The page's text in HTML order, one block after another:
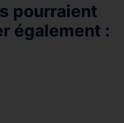
pourraient
également :